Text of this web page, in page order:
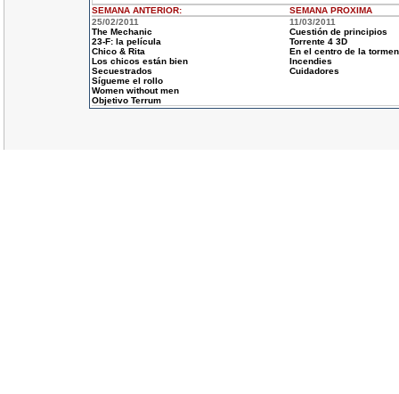
SEMANA ANTERIOR: SEMANA PROXIMA
25/02/2011
The Mechanic
23-F: la película
Chico & Rita
Los chicos están bien
Secuestrados
Sígueme el rollo
Women without men
Objetivo Terrum
11/03/2011
Cuestión de principios
Torrente 4 3D
En el centro de la
Incendies
Cuidadores